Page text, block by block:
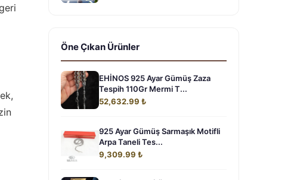
Öne Çıkan Ürünler
EHİNOS 925 Ayar Gümüş Zaza
Tespih 110Gr Mermi T...
52,632.99 ₺
925 Ayar Gümüş Sarmaşık Motifli
Arpa Taneli Tes...
9,309.99 ₺